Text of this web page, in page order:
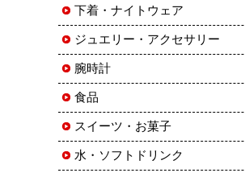
下着・ナイトウェア
ジュエリー・アクセサリー
腕時計
食品
スイーツ・お菓子
水・ソフトドリンク